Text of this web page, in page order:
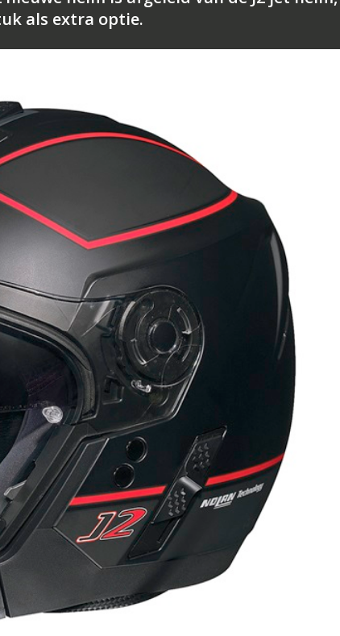
als extra optie.